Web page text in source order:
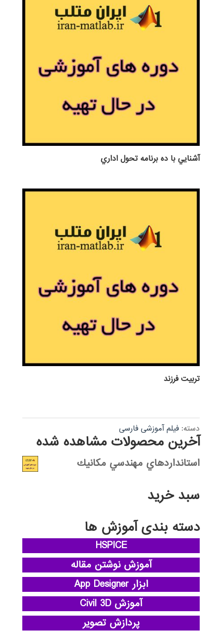
آشنايي با ده برنامه تحول اداري
تربيت فرزند
دسته: فیلم آموزشی فارسی
آخرین محصولات مشاهده شده
استانداردهاي مهندسي مكانيك
سبد خرید
دسته بندی آموزش ها
HSPICE
آموزش نوشتن مقاله
ابزار App Designer
آموزش Civil 3D
پردازش تصویر